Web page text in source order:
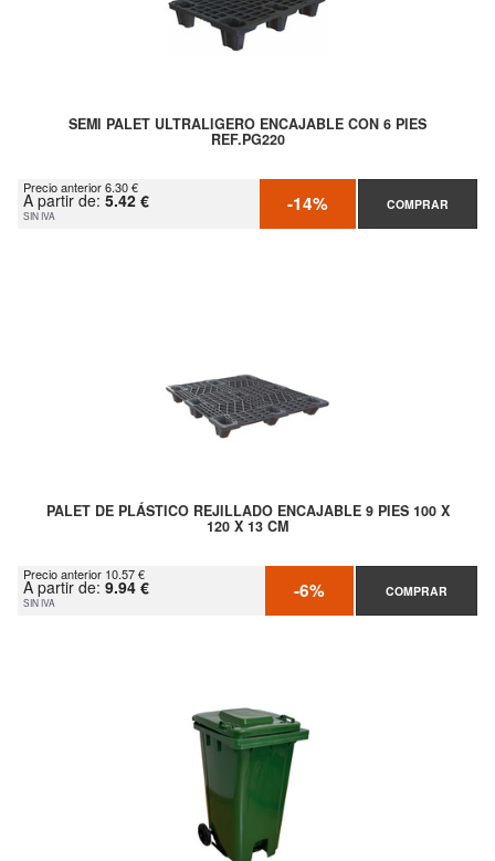
SEMI PALET ULTRALIGERO ENCAJABLE CON 6 PIES
REF.PG220
Precio anterior 6.30 €
A partir de: 5.42 €
SIN IVA -14% COMPRAR
PALET DE PLÁSTICO REJILLADO ENCAJABLE 9 PIES 100 X
120 X 13 CM
Precio anterior 10.57 €
A partir de: 9.94 €
SIN IVA -6% COMPRAR